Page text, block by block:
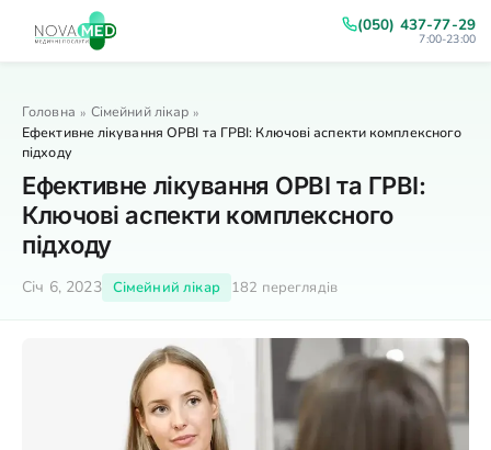
(050) 437-77-29
7:00-23:00
Головна » Сімейний лікар »
Ефективне лікування ОРВІ та ГРВІ: Ключові аспекти комплексного
підходу
Ефективне лікування ОРВІ та ГРВІ:
Ключові аспекти комплексного
підходу
Січ 6, 2023 Сімейний лікар 182 переглядів